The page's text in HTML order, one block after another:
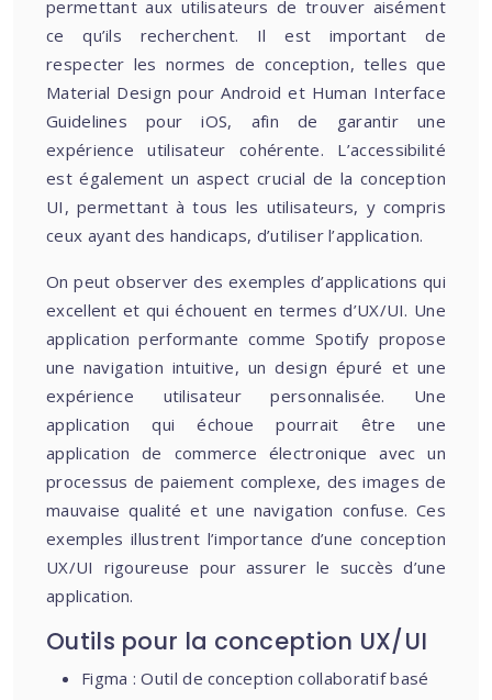
permettant aux utilisateurs de trouver aisément
ce qu’ils recherchent. Il est important de
respecter les normes de conception, telles que
Material Design pour Android et Human Interface
Guidelines pour iOS, afin de garantir une
expérience utilisateur cohérente. L’accessibilité
est également un aspect crucial de la conception
UI, permettant à tous les utilisateurs, y compris
ceux ayant des handicaps, d’utiliser l’application.
On peut observer des exemples d’applications qui
excellent et qui échouent en termes d’UX/UI. Une
application performante comme Spotify propose
une navigation intuitive, un design épuré et une
expérience utilisateur personnalisée. Une
application qui échoue pourrait être une
application de commerce électronique avec un
processus de paiement complexe, des images de
mauvaise qualité et une navigation confuse. Ces
exemples illustrent l’importance d’une conception
UX/UI rigoureuse pour assurer le succès d’une
application.
Outils pour la conception UX/UI
Figma : Outil de conception collaboratif basé